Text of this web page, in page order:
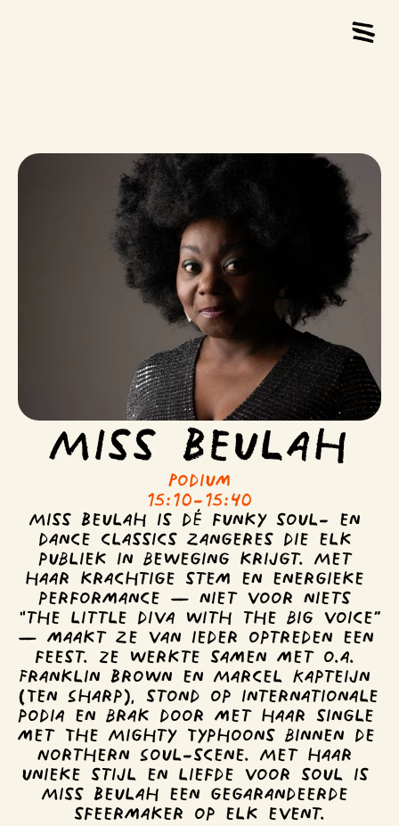
Miss Beulah
Podium
15:10-15:40
Miss Beulah is dé funky soul- en
dance classics zangeres die elk
publiek in beweging krijgt. Met
haar krachtige stem en energieke
performance — niet voor niets
“the little diva with the big voice”
— maakt ze van ieder optreden een
feest. Ze werkte samen met o.a.
Franklin Brown en Marcel Kapteijn
(Ten Sharp), stond op internationale
podia en brak door met haar single
met The Mighty Typhoons binnen de
Northern Soul-scene. Met haar
unieke stijl en liefde voor soul is
Miss Beulah een gegarandeerde
sfeermaker op elk event.